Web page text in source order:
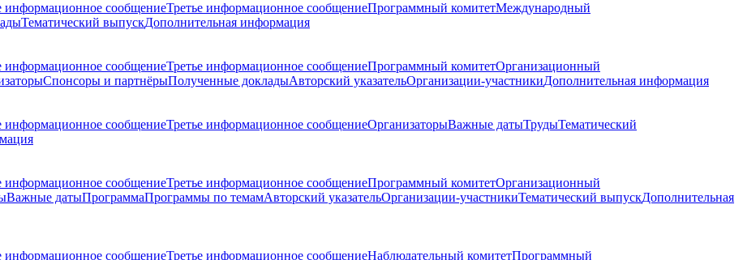
информационное сообщениеТретье информационное сообщениеПрограммный комитетМеждународный
Тематический выпускДополнительная информация
информационное сообщениеТретье информационное сообщениеПрограммный комитетОрганизационный
Спонсоры и партнёрыПолученные докладыАвторский указательОрганизации-участникиДополнительная информация
информационное сообщениеТретье информационное сообщениеОрганизаторыВажные датыТрудыТематический
информационное сообщениеТретье информационное сообщениеПрограммный комитетОрганизационный
Важные датыПрограммаПрограммы по темамАвторский указательОрганизации-участникиТематический выпускДополнительная
информационное сообщениеТретье информационное сообщениеНаблюдательный комитетПрограммный